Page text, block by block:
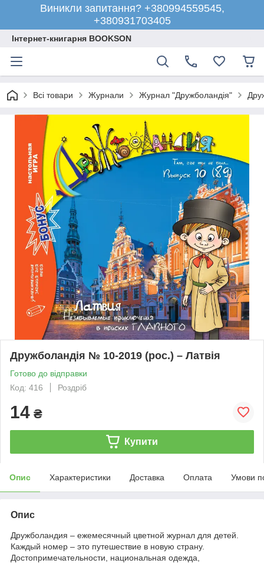
Виникли запитання? +380994559545,
+380931703405
Інтернет-книгарня BOOKSON
Всі товари Журнали Журнал "Дружболандія"
Дружболандія № 10-2019 (рос.) – Латвія
Готово до відправки
Код: 416
Роздріб
14 ₴
Купити
Опис Характеристики Доставка Оплата Умови
Опис
Дружболандия – ежемесячный цветной журнал для детей.
Каждый номер – это путешествие в новую страну.
Достопримечательности, национальная одежда,